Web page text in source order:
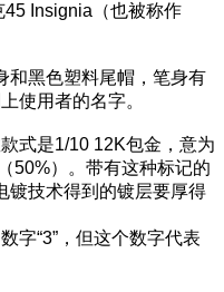
Insignia（也被称作
和黑色塑料尾帽，笔身有
使用者的名字。
式是1/10 12K包金，意为
50%）。带有这种标记的
镀技术得到的镀层要厚得
字“3”，但这个数字代表